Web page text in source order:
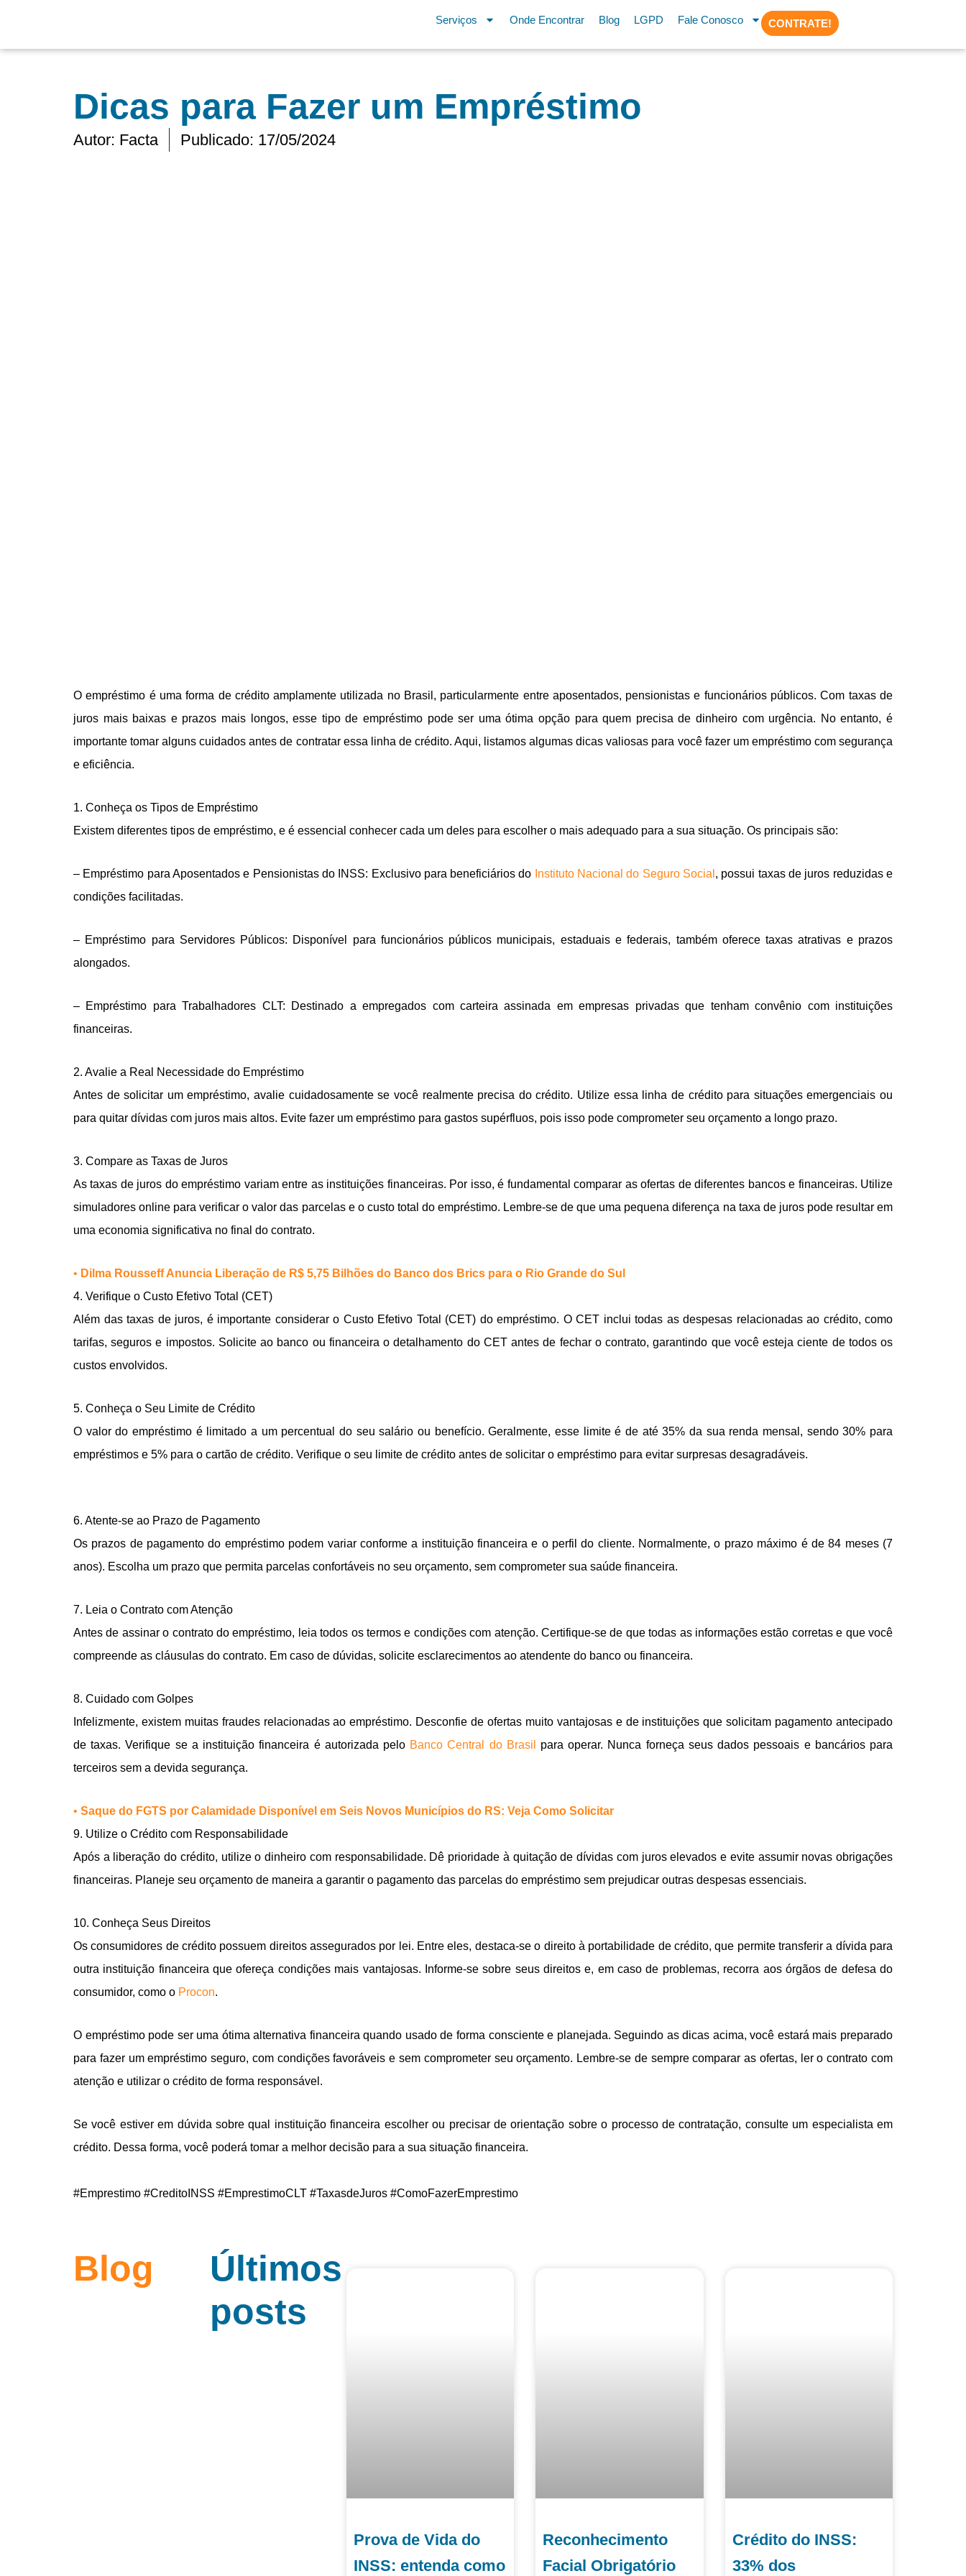
Serviços Onde Encontrar Blog LGPD Fale Conosco CONTRATE!
Dicas para Fazer um Empréstimo
Autor: Facta Publicado: 17/05/2024
O empréstimo é uma forma de crédito amplamente utilizada no Brasil, particularmente entre aposentados, pensionistas e funcionários públicos. Com taxas de
juros mais baixas e prazos mais longos, esse tipo de empréstimo pode ser uma ótima opção para quem precisa de dinheiro com urgência. No entanto, é
importante tomar alguns cuidados antes de contratar essa linha de crédito. Aqui, listamos algumas dicas valiosas para você fazer um empréstimo com segurança
e eficiência.
1. Conheça os Tipos de Empréstimo
Existem diferentes tipos de empréstimo, e é essencial conhecer cada um deles para escolher o mais adequado para a sua situação. Os principais são:
– Empréstimo para Aposentados e Pensionistas do INSS: Exclusivo para beneficiários do Instituto Nacional do Seguro Social , possui taxas de juros reduzidas e
condições facilitadas.
– Empréstimo para Servidores Públicos: Disponível para funcionários públicos municipais, estaduais e federais, também oferece taxas atrativas e prazos
alongados.
– Empréstimo para Trabalhadores CLT: Destinado a empregados com carteira assinada em empresas privadas que tenham convênio com instituições
financeiras.
2. Avalie a Real Necessidade do Empréstimo
Antes de solicitar um empréstimo, avalie cuidadosamente se você realmente precisa do crédito. Utilize essa linha de crédito para situações emergenciais ou
para quitar dívidas com juros mais altos. Evite fazer um empréstimo para gastos supérfluos, pois isso pode comprometer seu orçamento a longo prazo.
3. Compare as Taxas de Juros
As taxas de juros do empréstimo variam entre as instituições financeiras. Por isso, é fundamental comparar as ofertas de diferentes bancos e financeiras. Utilize
simuladores online para verificar o valor das parcelas e o custo total do empréstimo. Lembre-se de que uma pequena diferença na taxa de juros pode resultar em
uma economia significativa no final do contrato.
• Dilma Rousseff Anuncia Liberação de R$ 5,75 Bilhões do Banco dos Brics para o Rio Grande do Sul
4. Verifique o Custo Efetivo Total (CET)
Além das taxas de juros, é importante considerar o Custo Efetivo Total (CET) do empréstimo. O CET inclui todas as despesas relacionadas ao crédito, como
tarifas, seguros e impostos. Solicite ao banco ou financeira o detalhamento do CET antes de fechar o contrato, garantindo que você esteja ciente de todos os
custos envolvidos.
5. Conheça o Seu Limite de Crédito
O valor do empréstimo é limitado a um percentual do seu salário ou benefício. Geralmente, esse limite é de até 35% da sua renda mensal, sendo 30% para
empréstimos e 5% para o cartão de crédito. Verifique o seu limite de crédito antes de solicitar o empréstimo para evitar surpresas desagradáveis.
6. Atente-se ao Prazo de Pagamento
Os prazos de pagamento do empréstimo podem variar conforme a instituição financeira e o perfil do cliente. Normalmente, o prazo máximo é de 84 meses (7
anos). Escolha um prazo que permita parcelas confortáveis no seu orçamento, sem comprometer sua saúde financeira.
7. Leia o Contrato com Atenção
Antes de assinar o contrato do empréstimo, leia todos os termos e condições com atenção. Certifique-se de que todas as informações estão corretas e que você
compreende as cláusulas do contrato. Em caso de dúvidas, solicite esclarecimentos ao atendente do banco ou financeira.
8. Cuidado com Golpes
Infelizmente, existem muitas fraudes relacionadas ao empréstimo. Desconfie de ofertas muito vantajosas e de instituições que solicitam pagamento antecipado
de taxas. Verifique se a instituição financeira é autorizada pelo Banco Central do Brasil
para operar. Nunca forneça seus dados pessoais e bancários para
terceiros sem a devida segurança.
• Saque do FGTS por Calamidade Disponível em Seis Novos Municípios do RS: Veja Como Solicitar
9. Utilize o Crédito com Responsabilidade
Após a liberação do crédito, utilize o dinheiro com responsabilidade. Dê prioridade à quitação de dívidas com juros elevados e evite assumir novas obrigações
financeiras. Planeje seu orçamento de maneira a garantir o pagamento das parcelas do empréstimo sem prejudicar outras despesas essenciais.
10. Conheça Seus Direitos
Os consumidores de crédito possuem direitos assegurados por lei. Entre eles, destaca-se o direito à portabilidade de crédito, que permite transferir a dívida para
outra instituição financeira que ofereça condições mais vantajosas. Informe-se sobre seus direitos e, em caso de problemas, recorra aos órgãos de defesa do
consumidor, como o Procon.
O empréstimo pode ser uma ótima alternativa financeira quando usado de forma consciente e planejada. Seguindo as dicas acima, você estará mais preparado
para fazer um empréstimo seguro, com condições favoráveis e sem comprometer seu orçamento. Lembre-se de sempre comparar as ofertas, ler o contrato com
atenção e utilizar o crédito de forma responsável.
Se você estiver em dúvida sobre qual instituição financeira escolher ou precisar de orientação sobre o processo de contratação, consulte um especialista em
crédito. Dessa forma, você poderá tomar a melhor decisão para a sua situação financeira.
#Emprestimo #CreditoINSS #EmprestimoCLT #TaxasdeJuros #ComoFazerEmprestimo
Blog
Últimos
posts
Prova de Vida do
INSS: entenda como
Reconhecimento
Facial Obrigatório
Crédito do INSS:
33% dos